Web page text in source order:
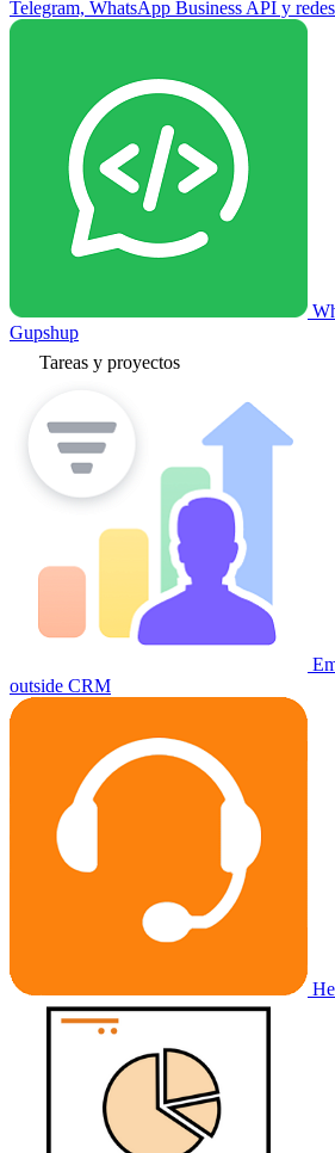
Telegram, WhatsApp Business API y
Gupshup
Tareas y proyectos
outside CRM